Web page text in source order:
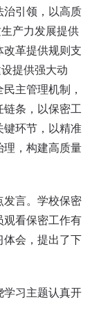
治引领，以高质
产力发展提供
革提供规则支
提供强大动
主管理机制，
条，以保密工
环节，以精准
，构建高质量
言。学校保密
观看保密工作有
体会，提出了下
习主题认真开